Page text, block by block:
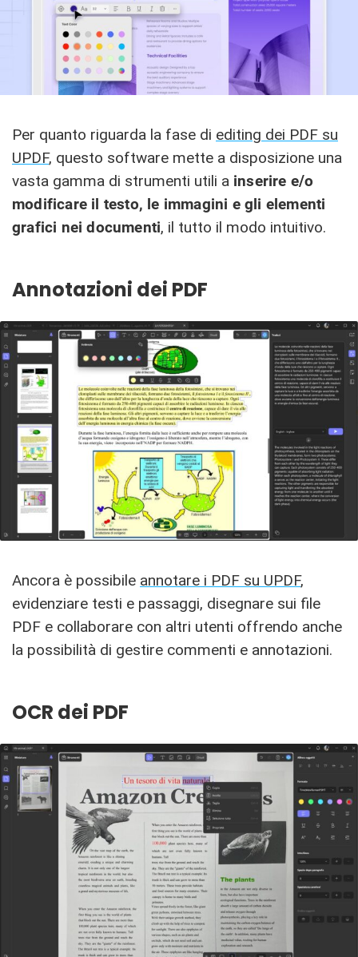
Per quanto riguarda la fase di editing dei PDF su
UPDF, questo software mette a disposizione una
vasta gamma di strumenti utili a inserire e/o
modificare il testo, le immagini e gli elementi
grafici nei documenti, il tutto il modo intuitivo.
Annotazioni dei PDF
Ancora è possibile annotare i PDF su UPDF,
evidenziare testi e passaggi, disegnare sui file
PDF e collaborare con altri utenti offrendo anche
la possibilità di gestire commenti e annotazioni.
OCR dei PDF